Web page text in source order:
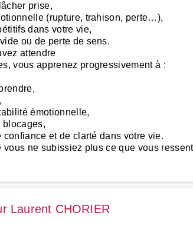
prise,
(rupture, trahison, perte…),
dans votre vie,
ou de perte de sens.
attendre
vous apprenez progressivement à :
émotionnelle,
blocages,
confiance et de clarté dans votre vie.
vous ne subissiez plus ce que vous
Laurent CHORIER